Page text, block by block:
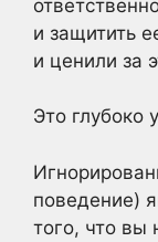
и защитить
и ценили за
Это глубоко
поведение)
того, что вы